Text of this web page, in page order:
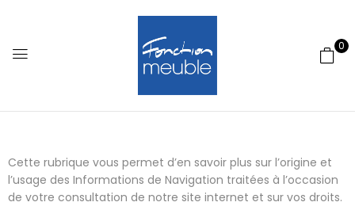
0
Cette rubrique vous permet d’en savoir plus sur l’origine et
l’usage des Informations de Navigation traitées à l’occasion
de votre consultation de notre site internet et sur vos droits.